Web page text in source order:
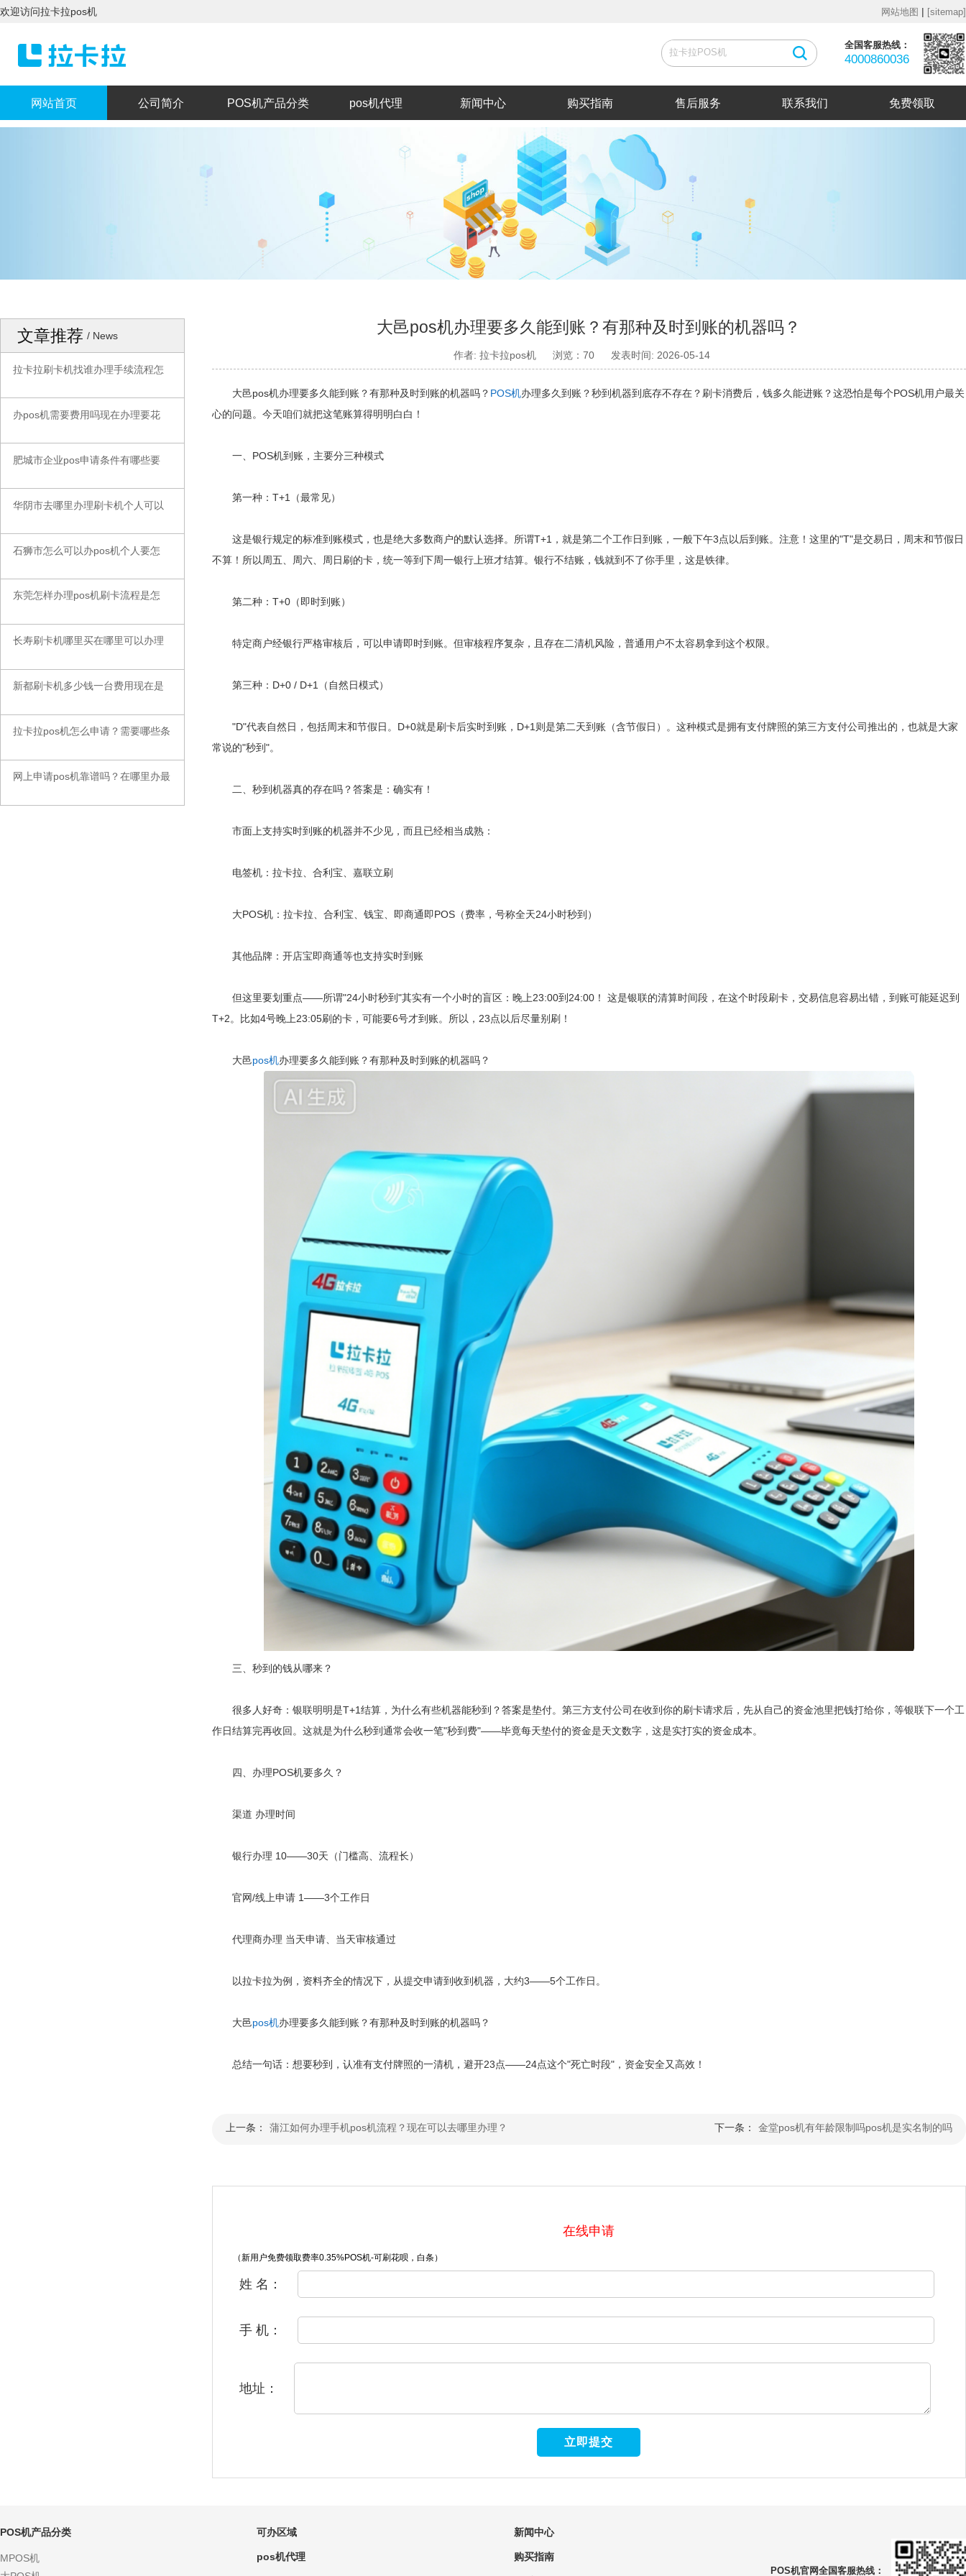
网站地图 | [sitemap]
欢迎访问拉卡拉pos机
全国客服热线：
4000860036
网站首页 公司简介 POS机产品分类 pos机代理 新闻中心 购买指南 售后服务 联系我们 免费领取
文章推荐 / News
拉卡拉刷卡机找谁办理手续流程怎
办pos机需要费用吗现在办理要花
肥城市企业pos申请条件有哪些要
华阴市去哪里办理刷卡机个人可以
石狮市怎么可以办pos机个人要怎
东莞怎样办理pos机刷卡流程是怎
长寿刷卡机哪里买在哪里可以办理
新都刷卡机多少钱一台费用现在是
拉卡拉pos机怎么申请？需要哪些条
网上申请pos机靠谱吗？在哪里办最
大邑pos机办理要多久能到账？有那种及时到账的机器吗？
作者: 拉卡拉pos机 浏览：70 发表时间: 2026-05-14
大邑pos机办理要多久能到账？有那种及时到账的机器吗？ POS机办理多久到账？秒到机器到底存不存在？刷卡消费后，钱多久能进账？这恐怕是每个POS机用户最关
心的问题。今天咱们就把这笔账算得明明白白！
一、POS机到账，主要分三种模式
第一种：T+1（最常见）
这是银行规定的标准到账模式，也是绝大多数商户的默认选择。所谓T+1，就是第二个工作日到账，一般下午3点以后到账。注意！这里的"T"是交易日，周末和节假日
不算！所以周五、周六、周日刷的卡，统一等到下周一银行上班才结算。银行不结账，钱就到不了你手里，这是铁律。
第二种：T+0（即时到账）
特定商户经银行严格审核后，可以申请即时到账。但审核程序复杂，且存在二清机风险，普通用户不太容易拿到这个权限。
第三种：D+0 / D+1（自然日模式）
"D"代表自然日，包括周末和节假日。D+0就是刷卡后实时到账，D+1则是第二天到账（含节假日）。这种模式是拥有支付牌照的第三方支付公司推出的，也就是大家
常说的"秒到"。
二、秒到机器真的存在吗？答案是：确实有！
市面上支持实时到账的机器并不少见，而且已经相当成熟：
电签机：拉卡拉、合利宝、嘉联立刷
大POS机：拉卡拉、合利宝、钱宝、即商通即POS（费率，号称全天24小时秒到）
其他品牌：开店宝即商通等也支持实时到账
但这里要划重点——所谓"24小时秒到"其实有一个小时的盲区：晚上23:00到24:00！ 这是银联的清算时间段，在这个时段刷卡，交易信息容易出错，到账可能延迟到
T+2。比如4号晚上23:05刷的卡，可能要6号才到账。所以，23点以后尽量别刷！
大邑pos机办理要多久能到账？有那种及时到账的机器吗？
三、秒到的钱从哪来？
很多人好奇：银联明明是T+1结算，为什么有些机器能秒到？答案是垫付。第三方支付公司在收到你的刷卡请求后，先从自己的资金池里把钱打给你，等银联下一个工
作日结算完再收回。这就是为什么秒到通常会收一笔"秒到费"——毕竟每天垫付的资金是天文数字，这是实打实的资金成本。
四、办理POS机要多久？
渠道 办理时间
银行办理 10——30天（门槛高、流程长）
官网/线上申请 1——3个工作日
代理商办理 当天申请、当天审核通过
以拉卡拉为例，资料齐全的情况下，从提交申请到收到机器，大约3——5个工作日。
大邑pos机办理要多久能到账？有那种及时到账的机器吗？
总结一句话：想要秒到，认准有支付牌照的一清机，避开23点——24点这个"死亡时段"，资金安全又高效！
上一条： 蒲江如何办理手机pos机流程？现在可以去哪里办理？ 下一条： 金堂pos机有年龄限制吗pos机是实名制的吗
在线申请
（新用户免费领取费率0.35%POS机-可刷花呗，白条）
姓 名：
手 机：
地址：
POS机官网全国客服热线：
POS机产品分类
MPOS机
可办区域
pos机代理
新闻中心
购买指南